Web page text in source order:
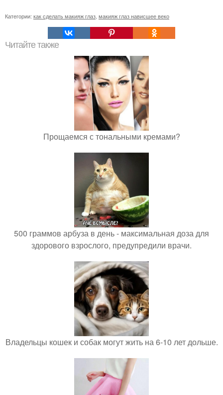
Категории: как сделать макияж глаз макияж глаз нависшее веко
Читайте также
Прощаемся с тональными кремами?
500 граммов арбуза в день - максимальная доза для
здорового взрослого, предупредили врачи.
Владельцы кошек и собак могут жить на 6-10 лет дольше.